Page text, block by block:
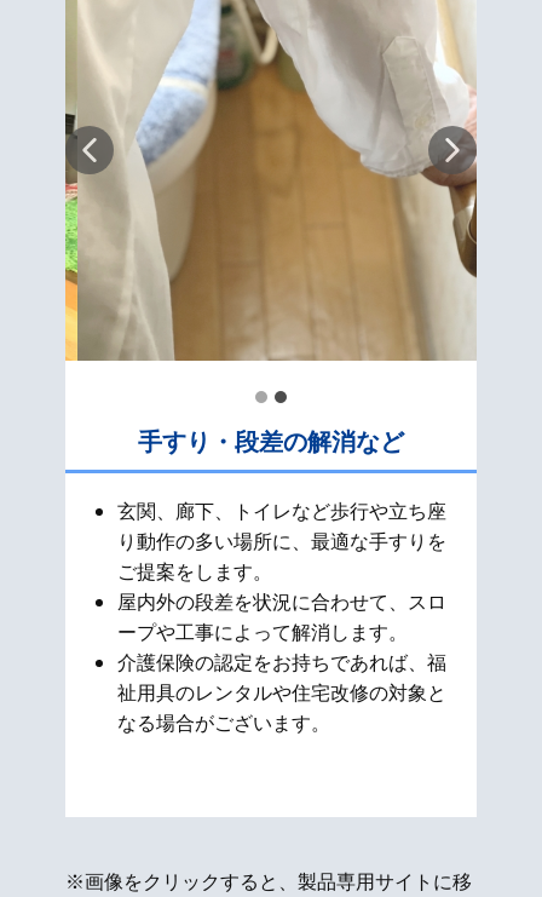
手すり・段差の解消など
玄関、廊下、トイレなど歩行や立ち座
り動作の多い場所に、最適な手すりを
ご提案をします。
屋内外の段差を状況に合わせて、スロ
ープや工事によって解消します。
介護保険の認定をお持ちであれば、福
祉用具のレンタルや住宅改修の対象と
なる場合がございます。
※画像をクリックすると、製品専用サイトに移